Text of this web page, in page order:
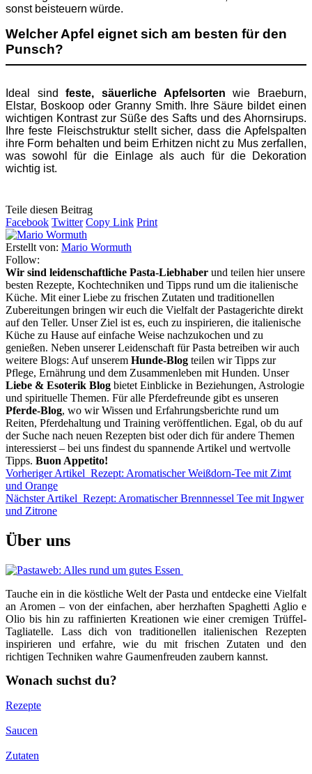
sonst beisteuern würde.
Welcher Apfel eignet sich am besten für den
Punsch?
Ideal sindfeste, säuerliche Apfelsorten wie Braeburn,
Elstar, Boskoop oder Granny Smith. Ihre Säure bildet einen
wichtigen Kontrast zur Süße des Safts und des Ahornsirups.
Ihre feste Fleischstruktur stellt sicher, dass die Apfelspalten
ihre Form behalten und beim Erhitzen nicht zu Mus zerfallen,
was sowohl für die Einlage als auch für die Dekoration
wichtig ist.
Teile diesen Beitrag
Facebook Twitter Copy Link Print
Erstellt von: Mario Wormuth
Follow:
Wir sind leidenschaftliche Pasta-Liebhaber und teilen hier unsere
besten Rezepte, Kochtechniken und Tipps rund um die italienische
Küche. Mit einer Liebe zu frischen Zutaten und traditionellen
Zubereitungen bringen wir euch die Vielfalt der Pastagerichte direkt
auf den Teller. Unser Ziel ist es, euch zu inspirieren, die italienische
Küche zu Hause auf einfache Weise nachzukochen und zu
genießen. Neben unserer Leidenschaft für Pasta betreiben wir auch
weitere Blogs: Auf unserem Hunde-Blog teilen wir Tipps zur
Pflege, Ernährung und dem Zusammenleben mit Hunden. Unser
Liebe & Esoterik Blog bietet Einblicke in Beziehungen, Astrologie
und spirituelle Themen. Für alle Pferdefreunde gibt es unseren
Pferde-Blog, wo wir Wissen und Erfahrungsberichte rund um
Reiten, Pferdehaltung und Training veröffentlichen. Egal, ob du auf
der Suche nach neuen Rezepten bist oder dich für andere Themen
interessierst – bei uns findest du spannende Artikel und wertvolle
Tipps. Buon Appetito!
Vorheriger Artikel Rezept: Aromatischer Weißdorn-Tee mit Zimt
und Orange
Nächster Artikel Rezept: Aromatischer Brennnessel Tee mit Ingwer
und Zitrone
Über uns
Tauche ein in die köstliche Welt der Pasta und entdecke eine Vielfalt
an Aromen – von der einfachen, aber herzhaften Spaghetti Aglio e
Olio bis hin zu raffinierten Kreationen wie einer cremigen Trüffel-
Tagliatelle. Lass dich von traditionellen italienischen Rezepten
inspirieren und erfahre, wie du mit frischen Zutaten und den
richtigen Techniken wahre Gaumenfreuden zaubern kannst.
Wonach suchst du?
Rezepte
Saucen
Zutaten